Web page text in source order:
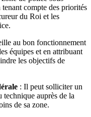
compte des priorités
du Roi et les
au bon fonctionnement
équipes et en attribuant
les objectifs de
: Il peut solliciter un
auprès de la
de sa zone.